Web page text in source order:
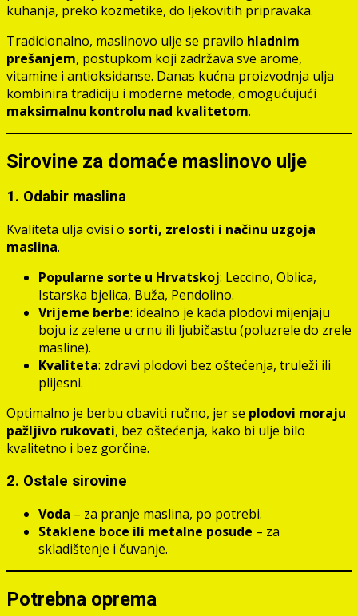
kuhanja, preko kozmetike, do ljekovitih pripravaka.
Tradicionalno, maslinovo ulje se pravilo hladnim
prešanjem, postupkom koji zadržava sve arome,
vitamine i antioksidanse. Danas kućna proizvodnja ulja
kombinira tradiciju i moderne metode, omogućujući
maksimalnu kontrolu nad kvalitetom.
Sirovine za domaće maslinovo ulje
1. Odabir maslina
Kvaliteta ulja ovisi o sorti, zrelosti i načinu uzgoja
maslina.
Popularne sorte u Hrvatskoj: Leccino, Oblica,
Istarska bjelica, Buža, Pendolino.
Vrijeme berbe: idealno je kada plodovi mijenjaju
boju iz zelene u crnu ili ljubičastu (poluzrele do zrele
masline).
Kvaliteta: zdravi plodovi bez oštećenja, truleži ili
plijesni.
Optimalno je berbu obaviti ručno, jer se plodovi moraju
pažljivo rukovati, bez oštećenja, kako bi ulje bilo
kvalitetno i bez gorčine.
2. Ostale sirovine
Voda – za pranje maslina, po potrebi.
Staklene boce ili metalne posude – za
skladištenje i čuvanje.
Potrebna oprema